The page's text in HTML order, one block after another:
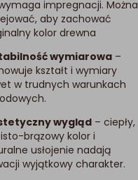
impregnacji. Można
aby zachować
kolor drewna
wymiarowa –
kształt i wymiary
w trudnych warunkach
wygląd – ciepły,
brązowy kolor i
usłojenie nadają
wyjątkowy charakter.